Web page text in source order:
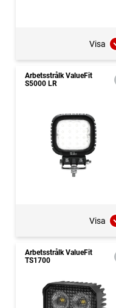
Visa
Arbetsstrålk ValueFit
S5000 LR
Visa
Arbetsstrålk ValueFit
TS1700